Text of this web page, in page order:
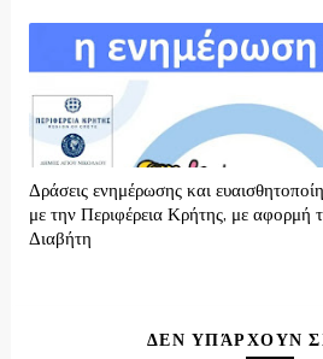
Δράσεις ενημέρωσης και
με την Περιφέρεια Κρήτης, με
Διαβήτη
ΔΕΝ ΥΠΆΡΧΟΥΝ